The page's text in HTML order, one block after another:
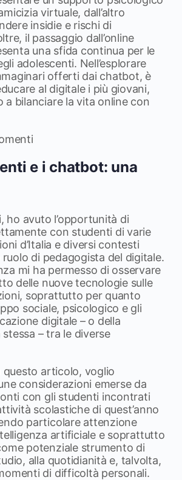
virtuale, dall’altro
insidie e rischi di
il passaggio dall’online
una sfida continua per le
adolescenti. Nell’esplorare
offerti dai chatbot, è
al digitale i più giovani,
a bilanciare la vita online con
e i chatbot: una
ho avuto l’opportunità di
con studenti di varie
d’Italia e diversi contesti
di pedagogista del digitale.
mi ha permesso di osservare
delle nuove tecnologie sulle
soprattutto per quanto
sociale, psicologico e gli
digitale – o della
– tra le diverse
articolo, voglio
considerazioni emerse da
con gli studenti incontrati
scolastiche di quest’anno
particolare attenzione
artificiale e soprattutto
potenziale strumento di
alla quotidianità e, talvolta,
di difficoltà personali.